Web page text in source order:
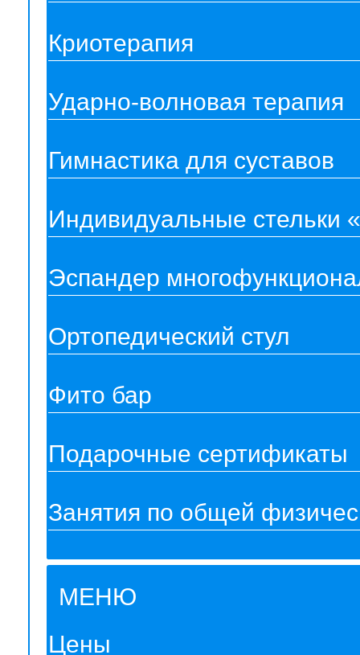
Криотерапия
Ударно-волновая терапия
Гимнастика для суставов
Индивидуальные стельки
Эспандер
Ортопедический стул
Фито бар
Подарочные сертификаты
Занятия по общей
МЕНЮ
Цены